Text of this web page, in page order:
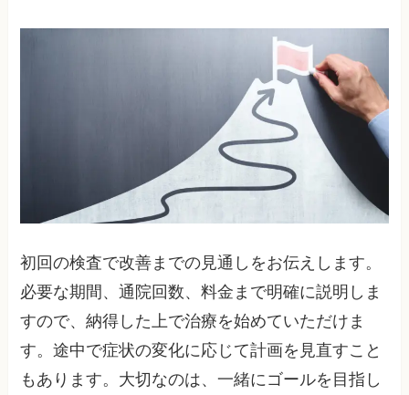
初回の検査で改善までの見通しをお伝えします。
必要な期間、通院回数、料金まで明確に説明しま
すので、納得した上で治療を始めていただけま
す。途中で症状の変化に応じて計画を見直すこと
もあります。大切なのは、一緒にゴールを目指し